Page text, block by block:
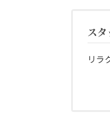
ス
リラ